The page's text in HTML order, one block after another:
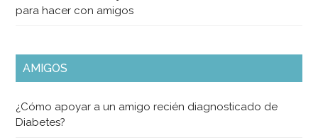
para hacer con amigos
AMIGOS
¿Cómo apoyar a un amigo recién diagnosticado de
Diabetes?